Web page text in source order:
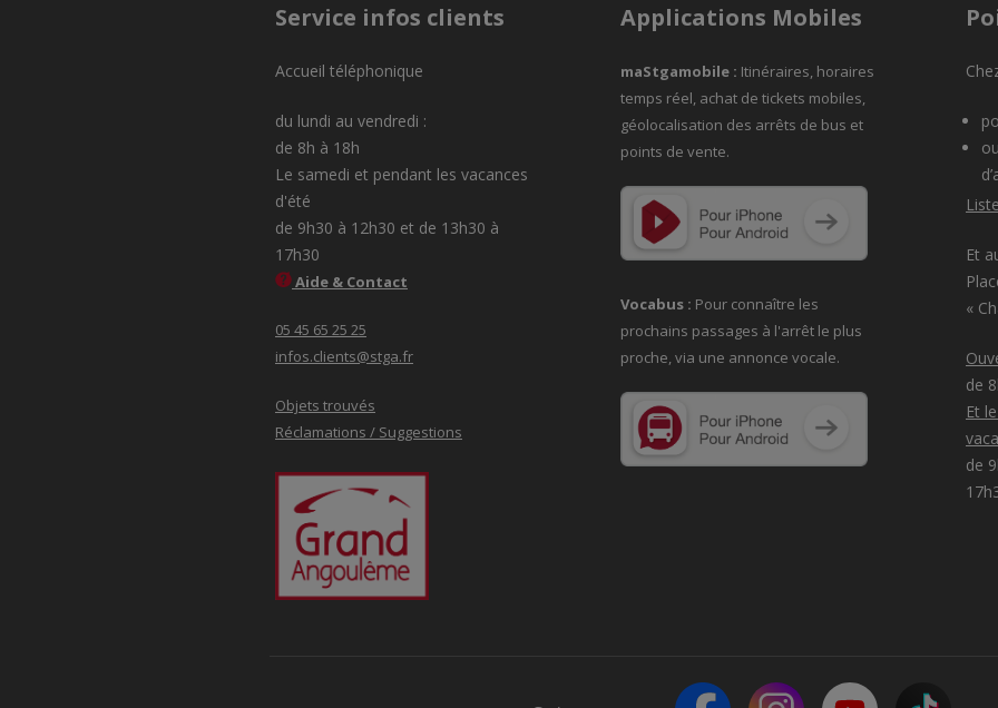
Service infos clients
Accueil téléphonique
du lundi au vendredi :
de 8h à 18h
Le samedi et pendant les vacances
d'été
de 9h30 à 12h30 et de 13h30 à
17h30
Aide & Contact
05 45 65 25 25
infos.clients@stga.fr
Objets trouvés
Réclamations / Suggestions
Applications Mobiles
maStgamobile : Itinéraires, horaires
temps réel, achat de tickets mobiles,
géolocalisation des arrêts de bus et
points de vente.
Vocabus : Pour connaître les
prochains passages à l'arrêt le plus
proche, via une annonce vocale.
Et
«
de
Et
de